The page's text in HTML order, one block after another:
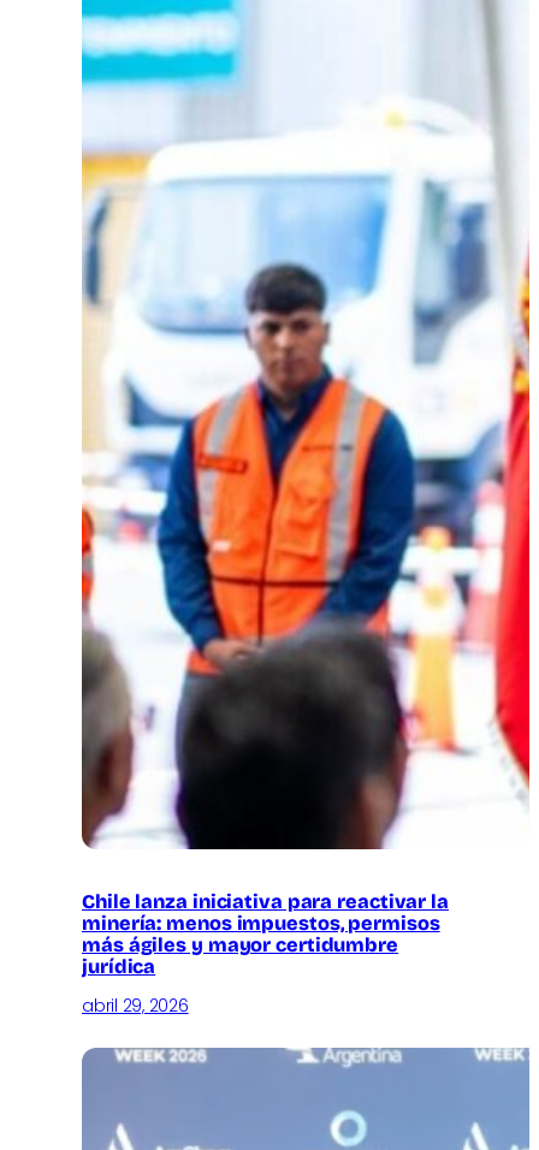
Chile lanza iniciativa para reactivar la
minería: menos impuestos, permisos
más ágiles y mayor certidumbre
jurídica
abril 29, 2026